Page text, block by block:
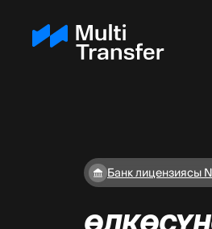
Банк лицензиясы